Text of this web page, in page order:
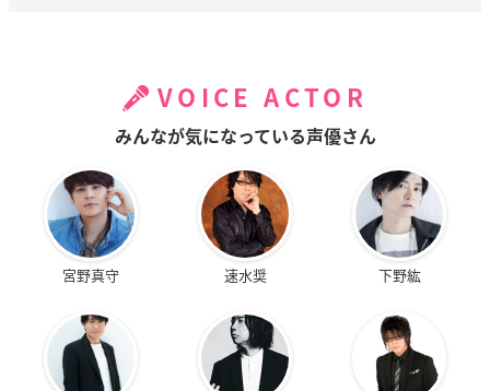
VOICE ACTOR
みんなが気になっている声優さん
宮野真守 速水奨 下野紘